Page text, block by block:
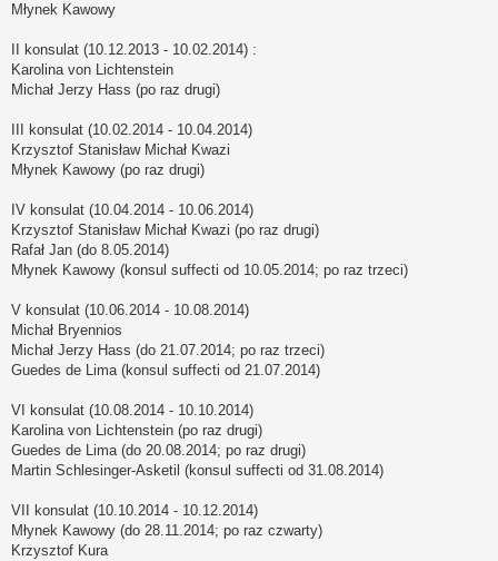
Młynek Kawowy
II konsulat (10.12.2013 - 10.02.2014) :
Karolina von Lichtenstein
Michał Jerzy Hass (po raz drugi)
III konsulat (10.02.2014 - 10.04.2014)
Krzysztof Stanisław Michał Kwazi
Młynek Kawowy (po raz drugi)
IV konsulat (10.04.2014 - 10.06.2014)
Krzysztof Stanisław Michał Kwazi (po raz drugi)
Rafał Jan (do 8.05.2014)
Młynek Kawowy (konsul suffecti od 10.05.2014; po raz trzeci)
V konsulat (10.06.2014 - 10.08.2014)
Michał Bryennios
Michał Jerzy Hass (do 21.07.2014; po raz trzeci)
Guedes de Lima (konsul suffecti od 21.07.2014)
VI konsulat (10.08.2014 - 10.10.2014)
Karolina von Lichtenstein (po raz drugi)
Guedes de Lima (do 20.08.2014; po raz drugi)
Martin Schlesinger-Asketil (konsul suffecti od 31.08.2014)
VII konsulat (10.10.2014 - 10.12.2014)
Młynek Kawowy (do 28.11.2014; po raz czwarty)
Krzysztof Kura